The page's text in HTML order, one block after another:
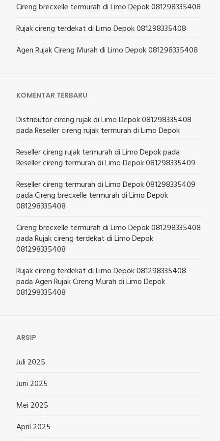
Cireng brecxelle termurah di Limo Depok 081298335408
Rujak cireng terdekat di Limo Depok 081298335408
Agen Rujak Cireng Murah di Limo Depok 081298335408
KOMENTAR TERBARU
Distributor cireng rujak di Limo Depok 081298335408
padaReseller cireng rujak termurah di Limo Depok
Reseller cireng rujak termurah di Limo Depokpada
Reseller cireng termurah di Limo Depok 081298335409
Reseller cireng termurah di Limo Depok 081298335409
padaCireng brecxelle termurah di Limo Depok
081298335408
Cireng brecxelle termurah di Limo Depok 081298335408
padaRujak cireng terdekat di Limo Depok
081298335408
Rujak cireng terdekat di Limo Depok 081298335408
padaAgen Rujak Cireng Murah di Limo Depok
081298335408
ARSIP
Juli 2025
Juni 2025
Mei 2025
April 2025